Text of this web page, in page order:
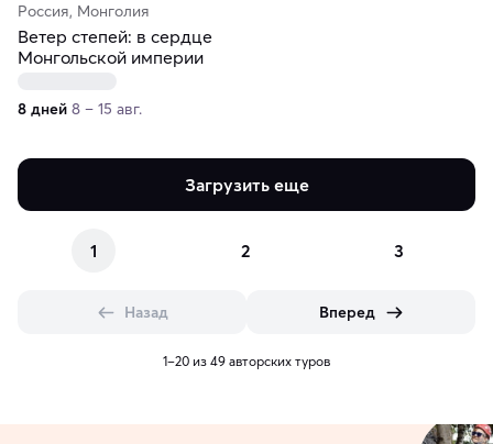
Россия, Монголия
Ветер степей: в сердце
Монгольской империи
8 дней 8 – 15 авг.
Загрузить еще
1 2 3
Назад Вперед
1–20 из 49 авторских туров